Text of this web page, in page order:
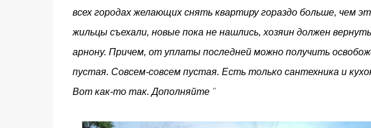
всех городах желающих снять квартиру гораздо больше, чем
жильцы съехали, новые пока не нашлись, хозяин должен
арнону. Причем, от уплаты последней можно получить
пустая. Совсем-совсем пустая. Есть только сантехника и
Вот как-то так. Дополняйте "